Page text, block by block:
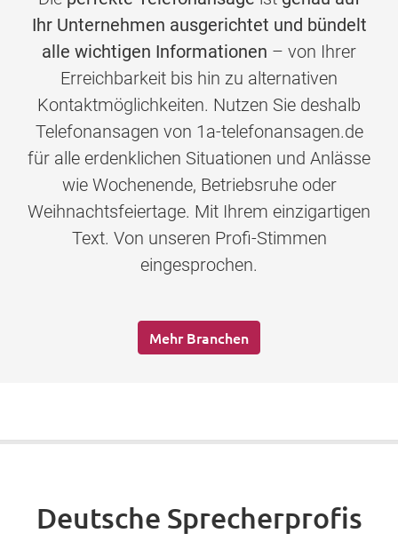
Ihr Unternehmen ausgerichtet und bündelt
alle wichtigen Informationen – von Ihrer
Erreichbarkeit bis hin zu alternativen
Kontaktmöglichkeiten. Nutzen Sie deshalb
Telefonansagen von 1a-telefonansagen.de
für alle erdenklichen Situationen und Anlässe
wie Wochenende, Betriebsruhe oder
Weihnachtsfeiertage. Mit Ihrem einzigartigen
Text. Von unseren Profi-Stimmen
eingesprochen.
Mehr Branchen
Deutsche Sprecherprofis